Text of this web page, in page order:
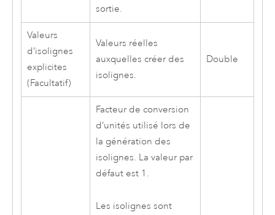
sortie.
Valeurs
d’isolignes
explicites
(Facultatif)
Valeurs réelles
auxquelles créer des
isolignes.
Double
Facteur de conversion
d’unités utilisé lors de
la génération des
isolignes. La valeur par
défaut est 1.
Les isolignes sont